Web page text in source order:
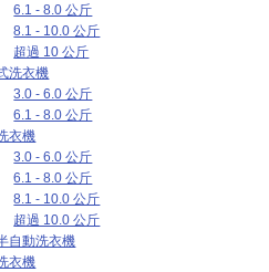
6.1 - 8.0 公斤
8.1 - 10.0 公斤
超過 10 公斤
洗衣機
3.0 - 6.0 公斤
6.1 - 8.0 公斤
衣機
3.0 - 6.0 公斤
6.1 - 8.0 公斤
8.1 - 10.0 公斤
超過 10.0 公斤
自動洗衣機
衣機